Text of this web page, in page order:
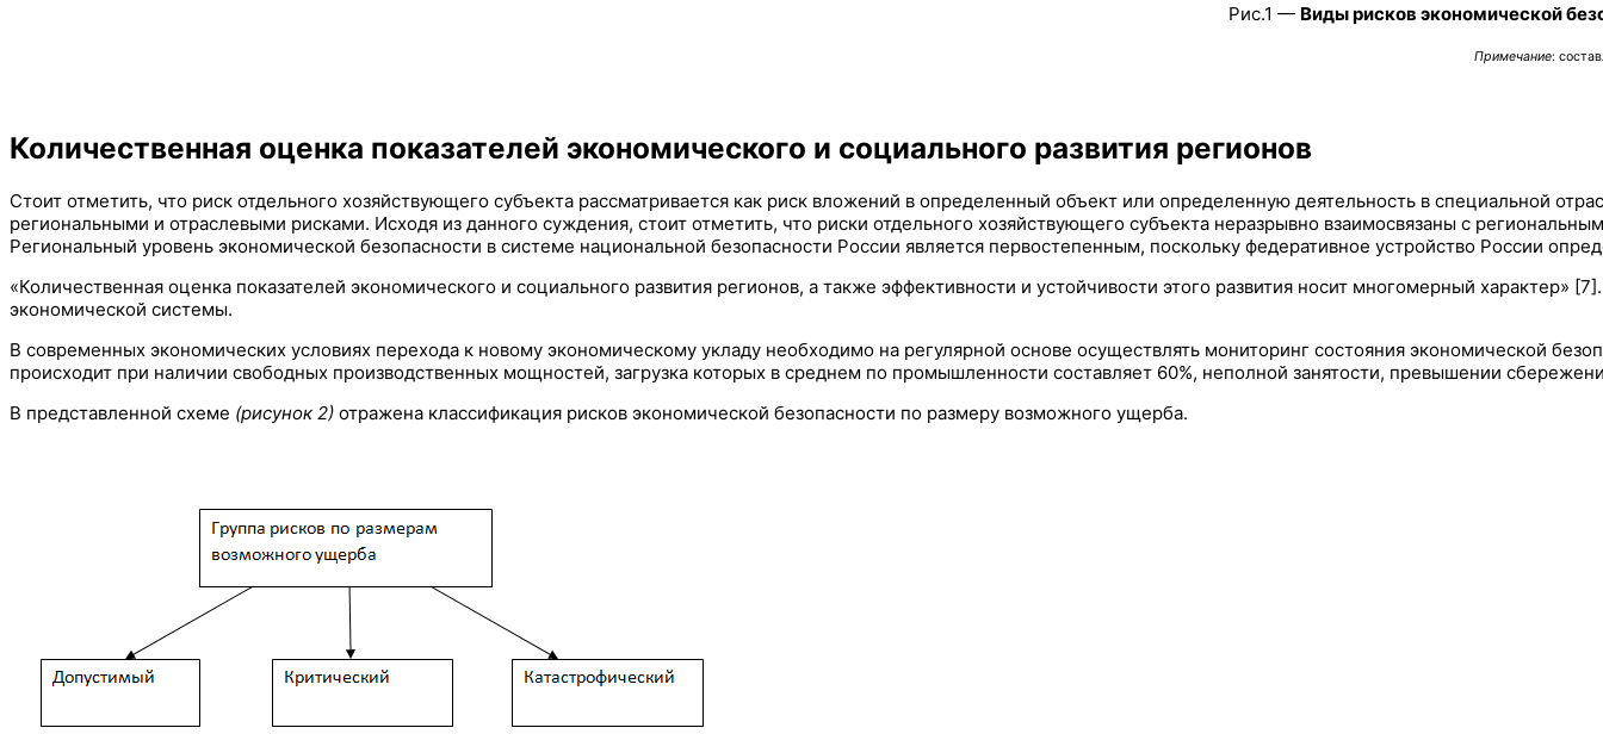
Рис.1 — Виды рисков экономической
Примечание:
Количественная оценка показателей экономического и социального развития регионов
Стоит отметить, что риск отдельного хозяйствующего субъекта рассматривается как риск вложений в определенный объект или определенную деятельность в специальной
региональными и отраслевыми рисками. Исходя из данного суждения, стоит отметить, что риски отдельного хозяйствующего субъекта неразрывно взаимосвязаны с
Региональный уровень экономической безопасности в системе национальной безопасности России является первостепенным, поскольку федеративное устройство России
«Количественная оценка показателей экономического и социального развития регионов, а также эффективности и устойчивости этого развития носит многомерный
экономической системы.
В современных экономических условиях перехода к новому экономическому укладу необходимо на регулярной основе осуществлять мониторинг состояния экономической
происходит при наличии свободных производственных мощностей, загрузка которых в среднем по промышленности составляет 60%, неполной занятости, превышении
В представленной схеме (рисунок 2) отражена классификация рисков экономической безопасности по размеру возможного ущерба.